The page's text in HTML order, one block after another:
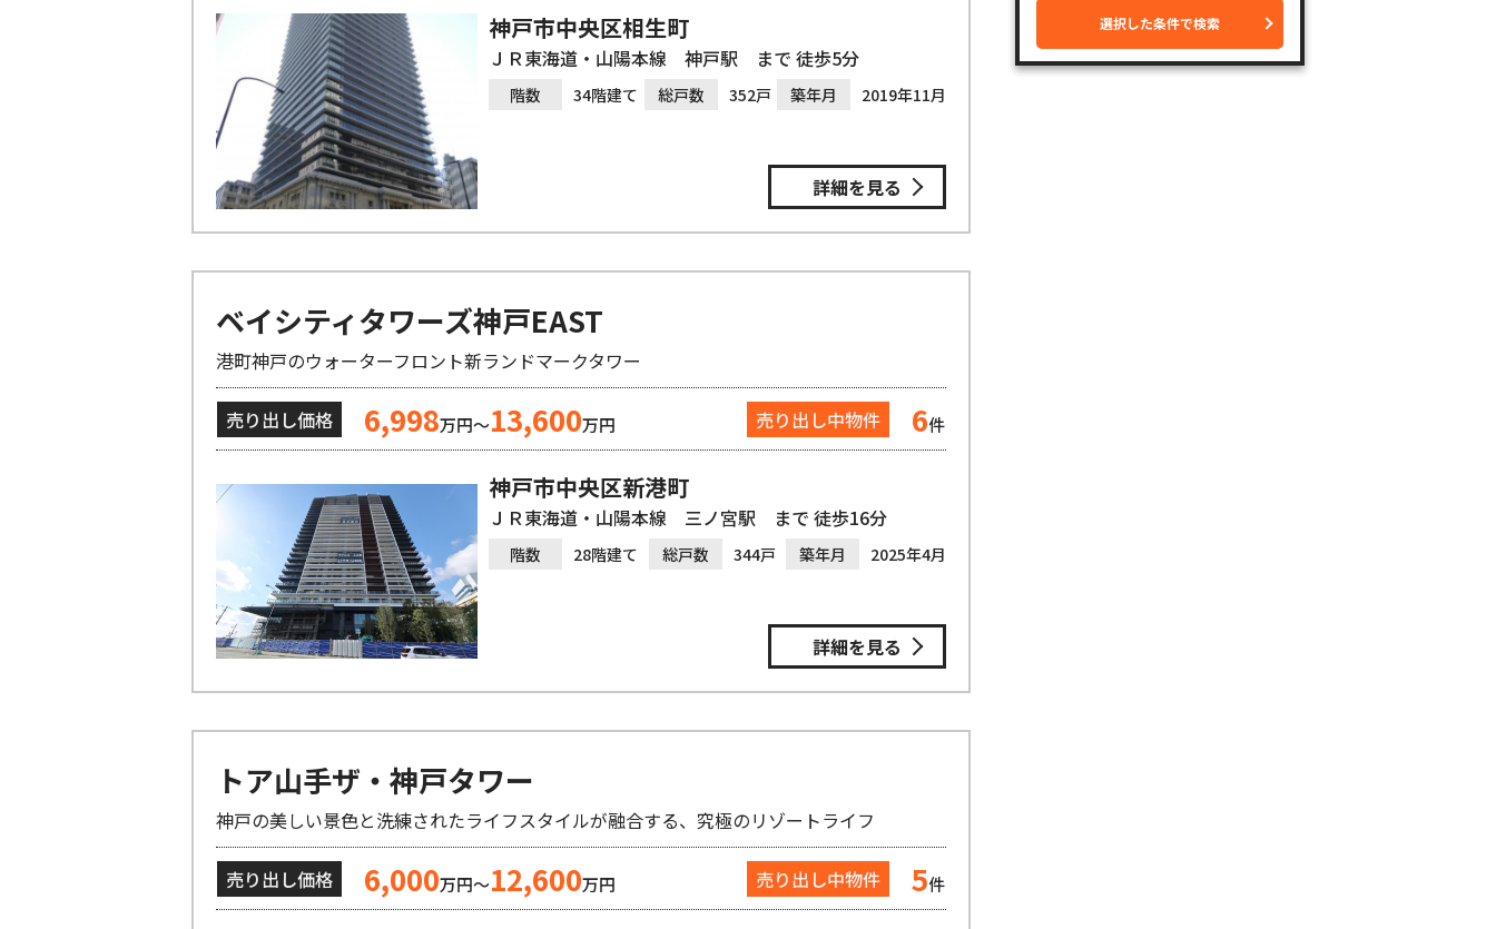
神戸市中央区相生町
ＪＲ東海道・山陽本線 神戸駅 まで 徒歩5分
階数 34階建て 総戸数 352戸 築年月 2019年11月
詳細を見る
ベイシティタワーズ神戸EAST
港町神戸のウォーターフロント新ランドマークタワー
売り出し価格 6,998万円～13,600万円 売り出し中物件 6件
神戸市中央区新港町
ＪＲ東海道・山陽本線 三ノ宮駅 まで 徒歩16分
階数 28階建て 総戸数 344戸 築年月 2025年4月
詳細を見る
トア山手ザ・神戸タワー
神戸の美しい景色と洗練されたライフスタイルが融合する、究極のリゾートライフ
売り出し価格 6,000万円～12,600万円 売り出し中物件 5件
選択した条件で検索